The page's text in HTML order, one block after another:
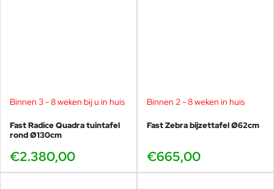
Binnen 3 - 8 weken bij u in huis
Fast Radice Quadra tuintafel
rond Ø130cm
€2.380,00
Binnen 2 - 8 weken in huis
Fast Zebra bijzettafel Ø62cm
€665,00